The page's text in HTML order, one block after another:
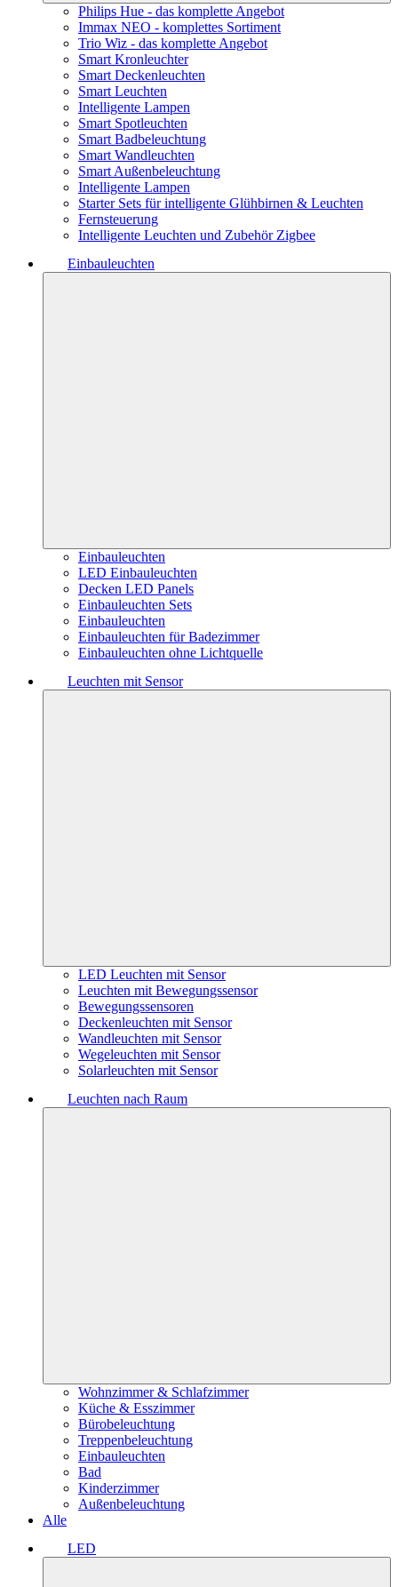
Philips Hue - das komplette Angebot
Immax NEO - komplettes Sortiment
Trio Wiz - das komplette Angebot
Smart Kronleuchter
Smart Deckenleuchten
Smart Leuchten
Intelligente Lampen
Smart Spotleuchten
Smart Badbeleuchtung
Smart Wandleuchten
Smart Außenbeleuchtung
Intelligente Lampen
Starter Sets für intelligente Glühbirnen & Leuchten
Fernsteuerung
Intelligente Leuchten und Zubehör Zigbee
Einbauleuchten
Einbauleuchten
LED Einbauleuchten
Decken LED Panels
Einbauleuchten Sets
Einbauleuchten
Einbauleuchten für Badezimmer
Einbauleuchten ohne Lichtquelle
Leuchten mit Sensor
LED Leuchten mit Sensor
Leuchten mit Bewegungssensor
Bewegungssensoren
Deckenleuchten mit Sensor
Wandleuchten mit Sensor
Wegeleuchten mit Sensor
Solarleuchten mit Sensor
Leuchten nach Raum
Wohnzimmer & Schlafzimmer
Küche & Esszimmer
Bürobeleuchtung
Treppenbeleuchtung
Einbauleuchten
Bad
Kinderzimmer
Außenbeleuchtung
Alle
LED